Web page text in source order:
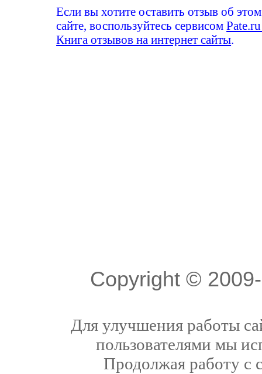
Если вы хотите оставить отзыв об этом
сайте, воспользуйтесь сервисом
Книга отзывов на интернет сайты
Copyright ©
Для улучшения работы
пользователями мы
Продолжая работу с